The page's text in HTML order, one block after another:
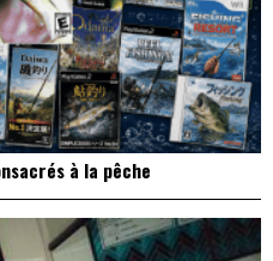
à la pêche